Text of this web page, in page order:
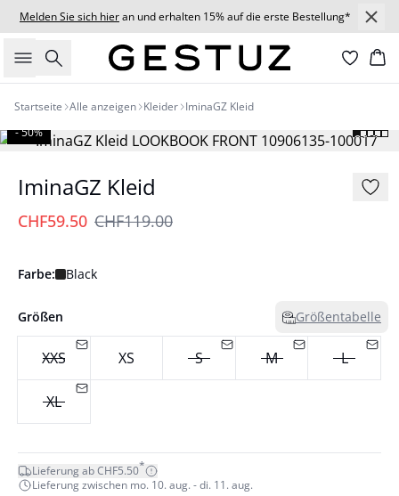
Melden Sie sich hieran und erhalten 15% auf die erste Bestellung*
Suche
Startseite Alle anzeigen Kleider IminaGZ Kleid
- 50%
IminaGZ Kleid
CHF59.50 CHF119.00
Farbe: Black
Größen Größentabelle
XXS XS S M L
XL
Lieferung ab CHF5.50*
Lieferung zwischen mo. 10. aug. - di. 11. aug.